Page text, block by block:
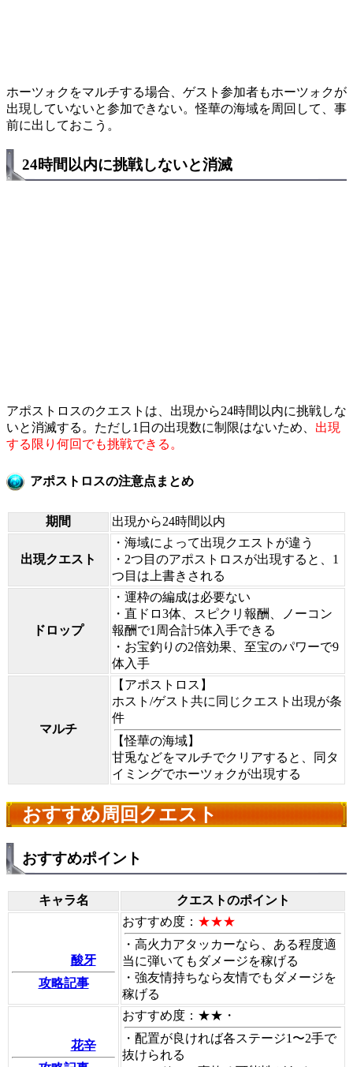
ホーツォクをマルチする場合、ゲスト参加者もホーツォクが
出現していないと参加できない。怪華の海域を周回して、事
前に出しておこう。
24時間以内に挑戦しないと消滅
アポストロスのクエストは、出現から24時間以内に挑戦しな
いと消滅する。ただし1日の出現数に制限はないため、 出現
する限り何回でも挑戦できる。
アポストロスの注意点まとめ
期間 出現から24時間以内
出現クエスト
・海域によって出現クエストが違う
・2つ目のアポストロスが出現すると、1
つ目は上書きされる
ドロップ
・運枠の編成は必要ない
・直ドロ3体、スピクリ報酬、ノーコン
報酬で1周合計5体入手できる
・お宝釣りの2倍効果、至宝のパワーで9
体入手
マルチ
【アポストロス】
ホスト/ゲスト共に同じクエスト出現が条
件
【怪華の海域】
甘兎などをマルチでクリアすると、同タ
イミングでホーツォクが出現する
おすすめ周回クエスト
おすすめポイント
キャラ名 クエストのポイント
酸牙
攻略記事
おすすめ度： ★★★
・高火力アタッカーなら、ある程度適
当に弾いてもダメージを稼げる
・強友情持ちなら友情でもダメージを
稼げる
花辛
おすすめ度：★★・
・配置が良ければ各ステージ1〜2手で
抜けられる